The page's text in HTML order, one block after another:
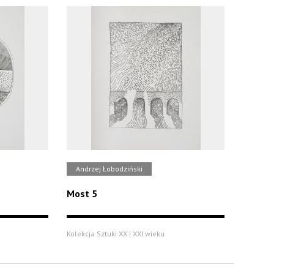
Andrzej Łobodziński
Most 5
Kolekcja Sztuki XX i XXI wieku